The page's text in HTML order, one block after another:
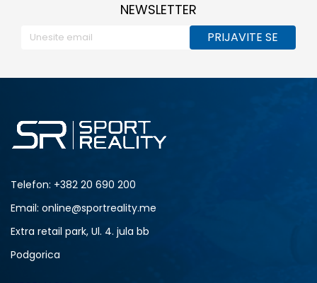
NEWSLETTER
PRIJAVITE SE
Telefon: +382 20 690 200
Email: online@sportreality.me
Extra retail park, Ul. 4. jula bb
Podgorica